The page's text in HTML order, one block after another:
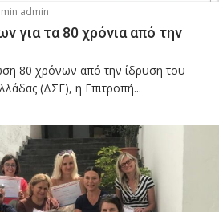
admin
για τα 80 χρόνια από την
80 χρόνων από την ίδρυση του
(ΔΣΕ), η Επιτροπή...